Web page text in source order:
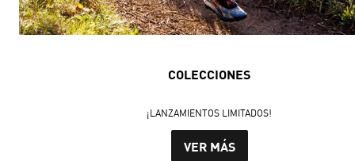
COLECCIONES
¡LANZAMIENTOS LIMITADOS!
VER MÁS